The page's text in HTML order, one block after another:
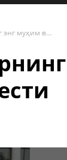
2024 йил 23 январнинг энг муҳим воқеалари дайжести